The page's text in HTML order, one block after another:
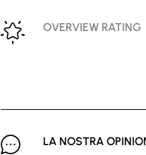
OVERVIEW RATING
LA NOSTRA